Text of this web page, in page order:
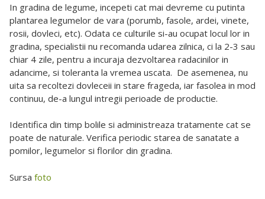
In gradina de legume, incepeti cat mai devreme cu putinta
plantarea legumelor de vara (porumb, fasole, ardei, vinete,
rosii, dovleci, etc). Odata ce culturile si-au ocupat locul lor in
gradina, specialistii nu recomanda udarea zilnica, ci la 2-3 sau
chiar 4 zile, pentru a incuraja dezvoltarea radacinilor in
adancime, si toleranta la vremea uscata. De asemenea, nu
uita sa recoltezi dovleceii in stare frageda, iar fasolea in mod
continuu, de-a lungul intregii perioade de productie.
Identifica din timp bolile si administreaza tratamente cat se
poate de naturale. Verifica periodic starea de sanatate a
pomilor, legumelor si florilor din gradina.
Sursa foto